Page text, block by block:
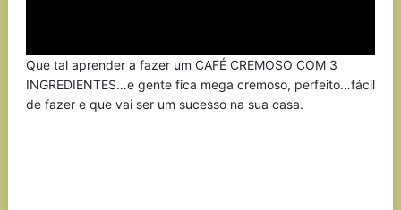
Que tal aprender a fazer um CAFÉ CREMOSO COM 3
INGREDIENTES…e gente fica mega cremoso, perfeito…fácil
de fazer e que vai ser um sucesso na sua casa.